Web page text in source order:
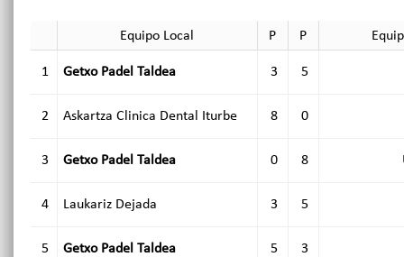
Equipo Local P P
1 Getxo Padel Taldea 3 5
2 Askartza Clinica Dental Iturbe 8 0
3 Getxo Padel Taldea 0 8
4 Laukariz Dejada 3 5
5 Getxo Padel Taldea 5 3